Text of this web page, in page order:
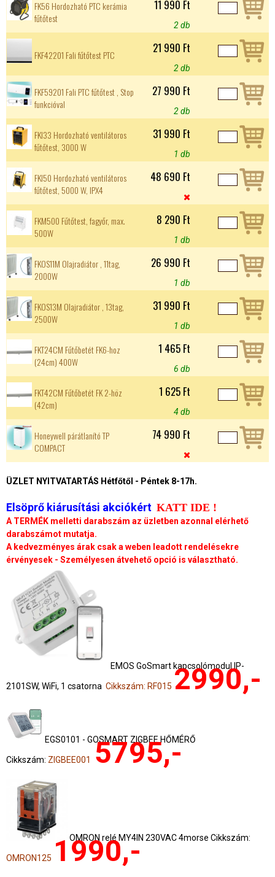
FK56 Hordozható PTC kerámia
fűtőtest
11 990 Ft
2 db
FKF42201 Fali fűtőtest PTC 21 990 Ft
2 db
FKF59201 Fali PTC fűtőtest , Stop
funkcióval
27 990 Ft
2 db
FKI33 Hordozható ventilátoros
fűtőtest, 3000 W
31 990 Ft
1 db
FKI50 Hordozható ventilátoros
fűtőtest, 5000 W, IPX4
48 690 Ft

FKM500 Fűtőtest, fagyőr, max.
500W
8 290 Ft
1 db
FKOS11M Olajradiátor , 11tag,
2000W
26 990 Ft
1 db
FKOS13M Olajradiátor , 13tag,
2500W
31 990 Ft
1 db
FKT24CM Fűtőbetét FK6-hoz
(24cm) 400W
1 465 Ft
6 db
FKT42CM Fűtőbetét FK 2-höz
(42cm)
1 625 Ft
4 db
Honeywell párátlanító TP
COMPACT
74 990 Ft

ÜZLET NYITVATARTÁS Hétfőtől - Péntek 8-17h.
Elsöprő kiárusítási akciókért KATT IDE !
A TERMÉK melletti darabszám az üzletben azonnal elérhető
darabszámot mutatja.
A kedvezményes árak csak a weben leadott rendelésekre
érvényesek - Személyesen átvehető opció is választható.
EMOS GoSmart kapcsolómodul IP-
2101SW, WiFi, 1 csatorna Cikkszám: RF015 2990,-
EGS0101 - GOSMART ZIGBEE HŐMÉRŐ
Cikkszám: ZIGBEE001 5795,-
OMRON relé MY4IN 230VAC 4morse Cikkszám:
OMRON125 1990,-